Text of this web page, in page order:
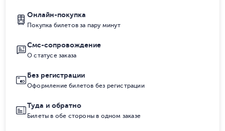
Онлайн-покупка
Покупка билетов за пару минут
Смс-сопровождение
О статусе заказа
Без регистрации
Оформление билетов без регистрации
Туда и обратно
Билеты в обе стороны в одном заказе